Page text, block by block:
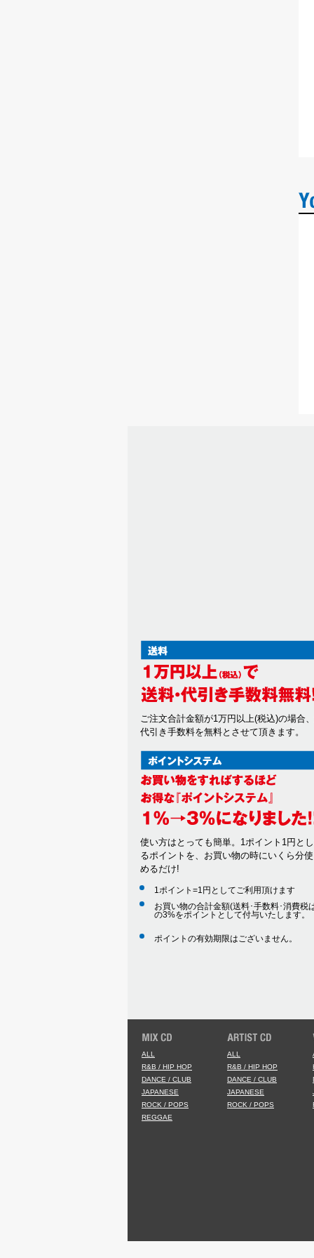
ご注文合計金額が1万円以上(税込)の場合、
代引き手数料を無料とさせて頂きます。
使い方はとっても簡単。1ポイント1円とし
るポイントを、お買い物の時にいくら分
めるだけ!
1ポイント=1円としてご利用頂けます
お買い物の合計金額(送料･手数料･消費税
の3%をポイントとして付与いたします。
ポイントの有効期限はございません。
ALL
R&B / HIP HOP
DANCE / CLUB
JAPANESE
ROCK / POPS
REGGAE
ALL
R&B / HIP HOP
DANCE / CLUB
JAPANESE
ROCK / POPS